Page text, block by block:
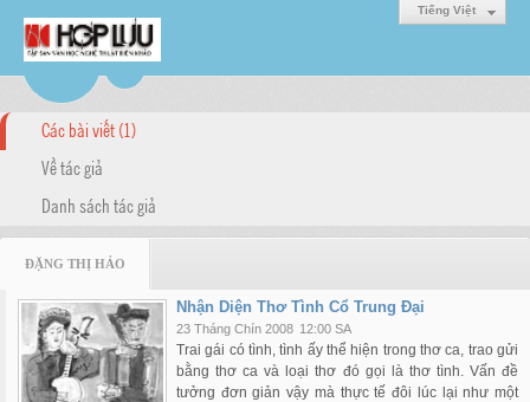
Tiếng Việt
Các bài viết (1)
Về tác giả
Danh sách tác giả
ĐẶNG THỊ HẢO
Nhận Diện Thơ Tình Cổ Trung Đại
23 Tháng Chín 2008 12:00 SA
Trai gái có tình, tình ấy thể hiện trong thơ ca, trao gửi
bằng thơ ca và loại thơ đó gọi là thơ tình. Vấn đề
tưởng đơn giản vậy mà thực tế đôi lúc lại như một